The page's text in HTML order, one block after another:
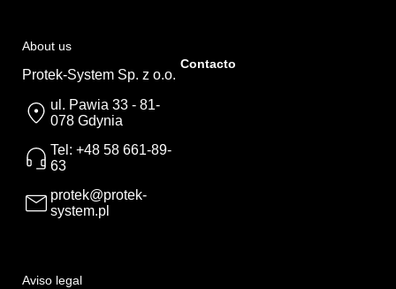
About us
Protek-System Sp. z o.o.
ul. Pawia 33 - 81-
078 Gdynia
Tel: +48 58 661-89-
63
protek@protek-
system.pl
Aviso legal
Contacto